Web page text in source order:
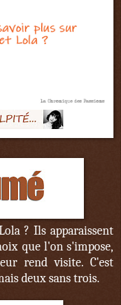
? Ils apparaissent
que l'on s'impose,
rend visite. C'est
deux sans trois.